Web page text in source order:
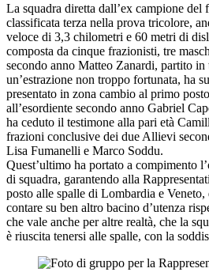
La squadra diretta dall’ex campione
classificata terza nella prova tricolore,
veloce di 3,3 chilometri e 60 metri di
composta da cinque frazionisti, tre
secondo anno Matteo Zanardi, partito in
un’estrazione non troppo fortunata, ha
presentato in zona cambio al primo
all’esordiente secondo anno Gabriel
ha ceduto il testimone alla pari età
frazioni conclusive dei due Allievi
Lisa Fumanelli e Marco Soddu.
Quest’ultimo ha portato a compimento
di squadra, garantendo alla
posto alle spalle di Lombardia e
contare su ben altro bacino d’utenza
che vale anche per altre realtà, che la
è riuscita tenersi alle spalle, con la